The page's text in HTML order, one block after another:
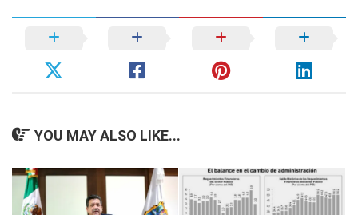
YOU MAY ALSO LIKE...